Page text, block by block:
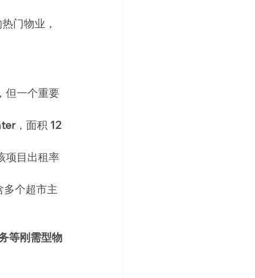
门物业，
但一个重要
，面积 12
项目出租率
多个超市主
等刚需型物